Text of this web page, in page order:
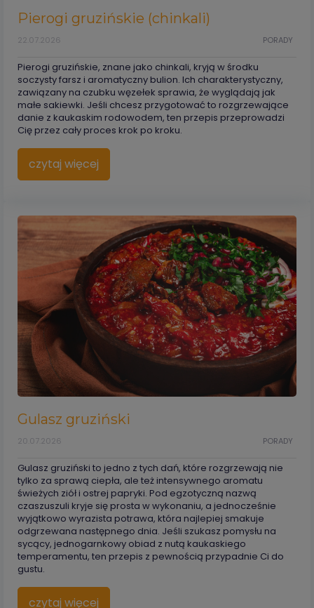
Pierogi gruzińskie (chinkali)
PORADY
22.07.2026
Pierogi gruzińskie, znane jako chinkali, kryją w środku
soczysty farsz i aromatyczny bulion. Ich charakterystyczny,
zawiązany na czubku węzełek sprawia, że wyglądają jak
małe sakiewki. Jeśli chcesz przygotować to rozgrzewające
danie z kaukaskim rodowodem, ten przepis przeprowadzi
Cię przez cały proces krok po kroku.
czytaj więcej
Gulasz gruziński
PORADY
20.07.2026
Gulasz gruziński to jedno z tych dań, które rozgrzewają nie
tylko za sprawą ciepła, ale też intensywnego aromatu
świeżych ziół i ostrej papryki. Pod egzotyczną nazwą
czaszuszuli kryje się prosta w wykonaniu, a jednocześnie
wyjątkowo wyrazista potrawa, która najlepiej smakuje
odgrzewana następnego dnia. Jeśli szukasz pomysłu na
sycący, jednogarnkowy obiad z nutą kaukaskiego
temperamentu, ten przepis z pewnością przypadnie Ci do
gustu.
czytaj więcej